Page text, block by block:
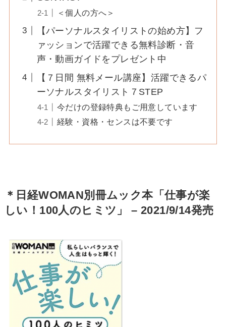
＜個人の方へ＞
【パーソナルスタイリストの始め方】フ
ァッションで活躍できる無料診断・音
声・動画ガイドをプレゼント中
【７日間 無料メール講座】活躍できるパ
ーソナルスタイリスト７STEP
今だけの登録特典もご用意しています
経験・資格・センスは不要です
＊日経WOMAN別冊ムック本「仕事が楽
しい！100人のヒミツ」 – 2021/9/14発売